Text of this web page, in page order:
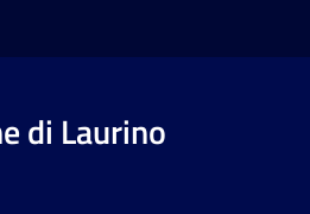
di Laurino